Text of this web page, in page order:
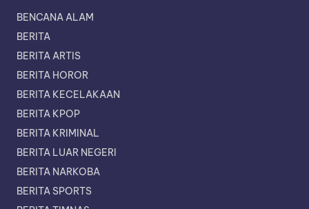
BENCANA ALAM
BERITA
BERITA ARTIS
BERITA HOROR
BERITA KECELAKAAN
BERITA KPOP
BERITA KRIMINAL
BERITA LUAR NEGERI
BERITA NARKOBA
BERITA SPORTS